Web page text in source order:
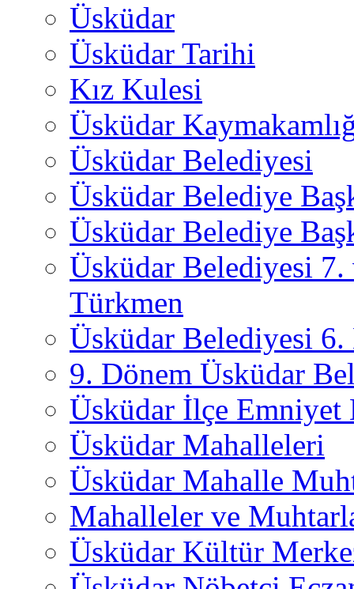
Üsküdar
Üsküdar Tarihi
Kız Kulesi
Üsküdar
Üsküdar Belediyesi
Üsküdar Belediye
Üsküdar Belediye
Üsküdar Belediyesi
Türkmen
Üsküdar Belediyesi 6.
9. Dönem Üsküdar
Üsküdar İlçe
Üsküdar Mahalleleri
Üsküdar Mahalle
Mahalleler ve
Üsküdar Kültür